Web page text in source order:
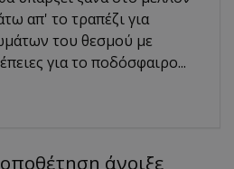
απ' το τραπέζι για
του θεσμού με
για το ποδόσφαιρο...
άνοιξε